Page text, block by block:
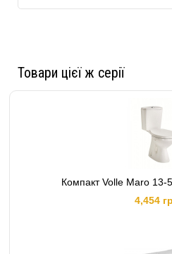
Товари цієї ж серії
Компакт Volle Maro 13-
4,454